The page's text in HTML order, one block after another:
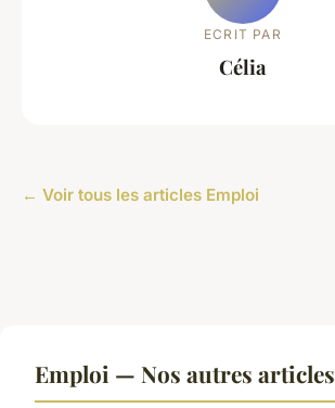
ECRIT PAR
Célia
← Voir tous les articles Emploi
Emploi — Nos autres articles